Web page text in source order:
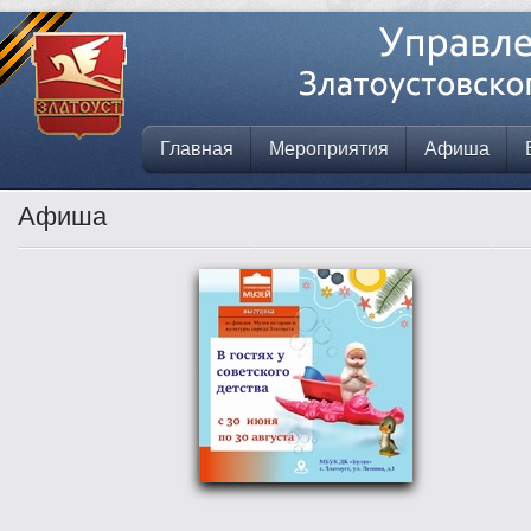
Главная Мероприятия Афиша
Афиша